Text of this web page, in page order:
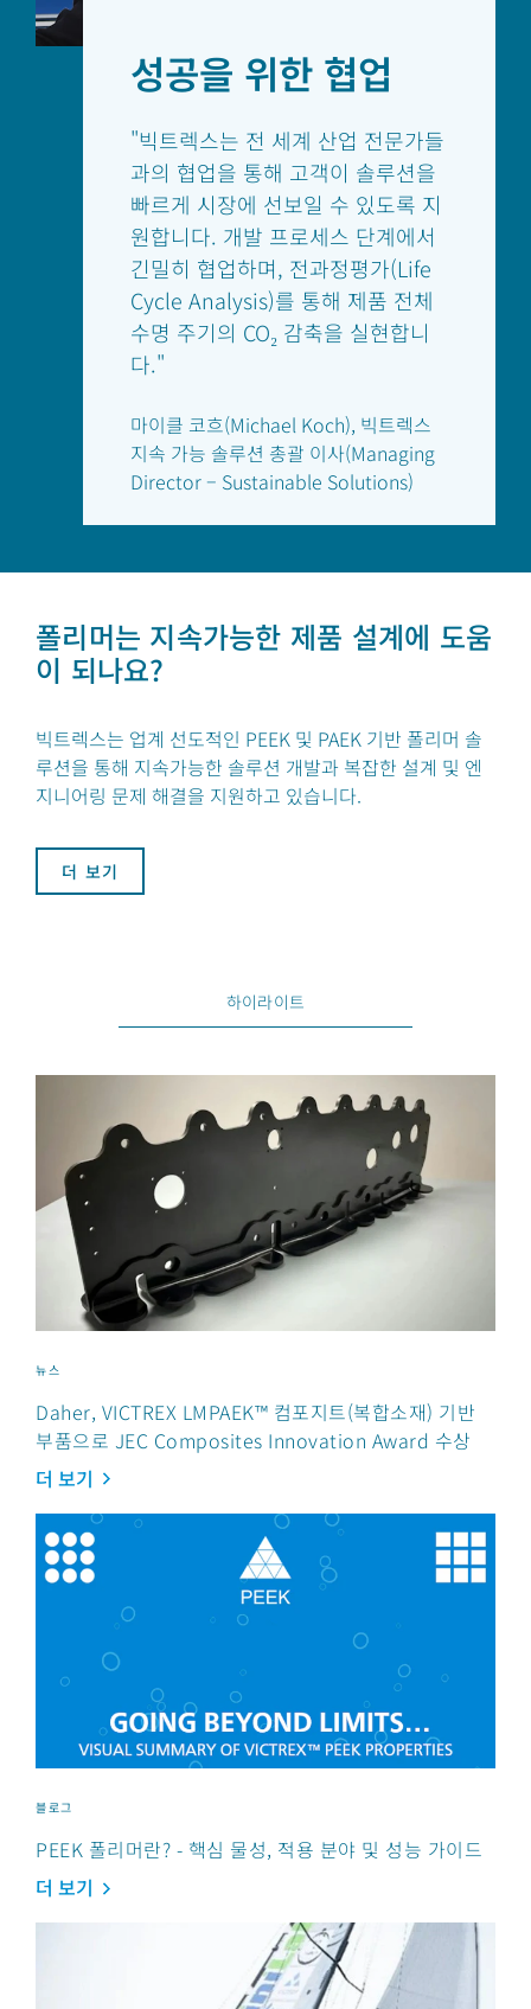
성공을 위한 협업
"빅트렉스는 전 세계 산업 전문가들
과의 협업을 통해 고객이 솔루션을
빠르게 시장에 선보일 수 있도록 지
원합니다. 개발 프로세스 단계에서
긴밀히 협업하며, 전과정평가(Life
Cycle Analysis)를 통해 제품 전체
수명 주기의 CO₂ 감축을 실현합니
다."
마이클 코흐(Michael Koch), 빅트렉스
지속 가능 솔루션 총괄 이사(Managing
Director – Sustainable Solutions)
폴리머는 지속가능한 제품 설계에 도움
이 되나요?
빅트렉스는 업계 선도적인 PEEK 및 PAEK 기반 폴리머 솔
루션을 통해 지속가능한 솔루션 개발과 복잡한 설계 및 엔
지니어링 문제 해결을 지원하고 있습니다.
더 보기
하이라이트
뉴스
Daher, VICTREX LMPAEK™ 컴포지트(복합소재) 기반
부품으로 JEC Composites Innovation Award 수상
더 보기
블로그
PEEK 폴리머란? - 핵심 물성, 적용 분야 및 성능 가이드
더 보기